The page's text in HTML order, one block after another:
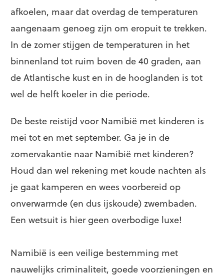
afkoelen, maar dat overdag de temperaturen
aangenaam genoeg zijn om eropuit te trekken.
In de zomer stijgen de temperaturen in het
binnenland tot ruim boven de 40 graden, aan
de Atlantische kust en in de hooglanden is tot
wel de helft koeler in die periode.
De beste reistijd voor Namibië met kinderen is
mei tot en met september. Ga je in de
zomervakantie naar Namibië met kinderen?
Houd dan wel rekening met koude nachten als
je gaat kamperen en wees voorbereid op
onverwarmde (en dus ijskoude) zwembaden.
Een wetsuit is hier geen overbodige luxe!
Namibië is een veilige bestemming met
nauwelijks criminaliteit, goede voorzieningen en